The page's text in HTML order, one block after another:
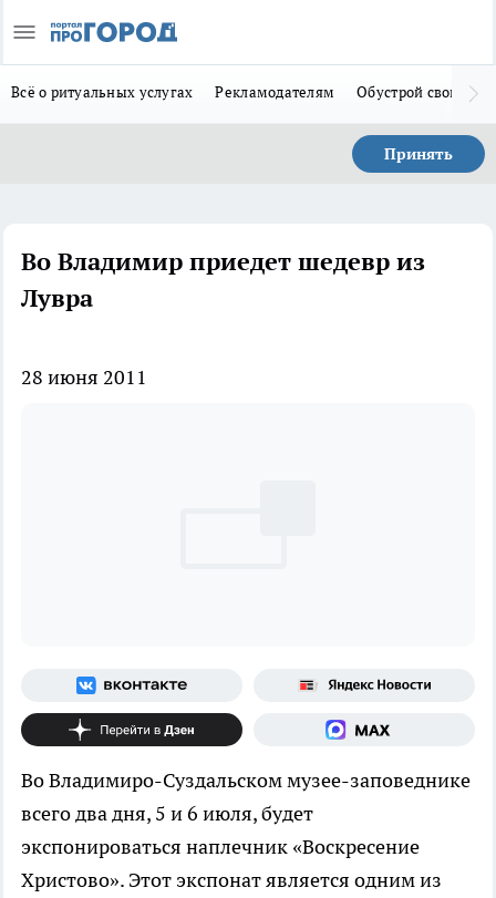
Всё о ритуальных услугах Рекламодателям Обустрой свой дом
Принять
Во Владимир приедет шедевр из
Лувра
28 июня 2011
Во Владимиро-Суздальском музее-заповеднике
всего два дня, 5 и 6 июля, будет
экспонироваться наплечник «Воскресение
Христово». Этот экспонат является одним из